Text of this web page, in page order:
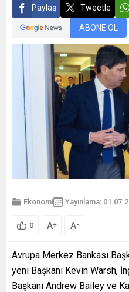
Paylaş Tweetle
ABONE OL
Ekonomi Yayınlama:
0 A+ A-
Avrupa Merkez Bankası
yeni Başkanı Kevin Warsh,
Başkanı Andrew Bailey ve